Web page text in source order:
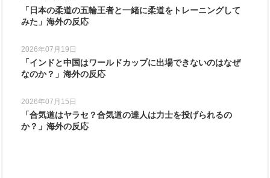
「日本の柔道の五輪王者と一緒に柔道をトレーニングして
みた」海外の反応
2026年07月19日
「インドと中国はワールドカップに出場できないのはなぜ
なのか？」海外の反応
2026年07月15日
「合気道はヤラセ？合気道の達人は力士を投げられるの
か？」海外の反応